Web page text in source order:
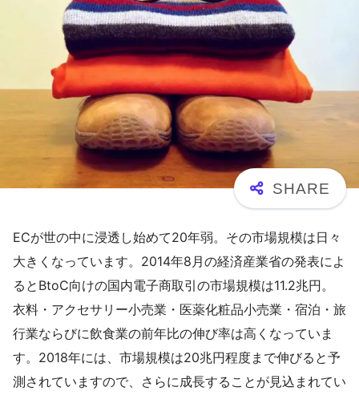
ECが世の中に浸透し始めて20年弱。その市場規模は日々
大きくなっています。2014年8月の経済産業省の発表によ
るとBtoC向けの国内電子商取引の市場規模は11.2兆円。
衣料・アクセサリー小売業・医薬化粧品小売業・宿泊・旅
行業ならびに飲食業の前年比の伸び率は高くなっていま
す。2018年には、市場規模は20兆円程度まで伸びると予
測されていますので、さらに成長することが見込まれてい